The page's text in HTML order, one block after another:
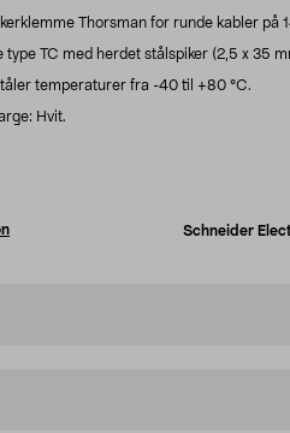
Thorsman for runde kabler på
type TC med herdet stålspiker (2,5 x 35
tåler temperaturer fra -40 til +80 °C.
Hvit.
Schneider